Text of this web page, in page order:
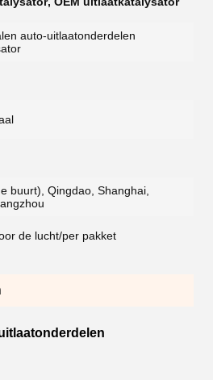
auto-uitlaatonderdelen
buurt), Qingdao, Shanghai,
de lucht/per pakket